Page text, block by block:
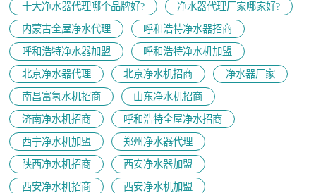
十大净水器代理哪个品牌好?
净水器代理厂家哪家好?
内蒙古全屋净水代理
呼和浩特净水器招商
呼和浩特净水器加盟
呼和浩特净水机加盟
北京净水器代理
北京净水机招商
净水器厂家
南昌富氢水机招商
山东净水机招商
济南净水机招商
呼和浩特全屋净水招商
西宁净水机加盟
郑州净水器代理
陕西净水机招商
西安净水器加盟
西安净水机招商
西安净水机加盟